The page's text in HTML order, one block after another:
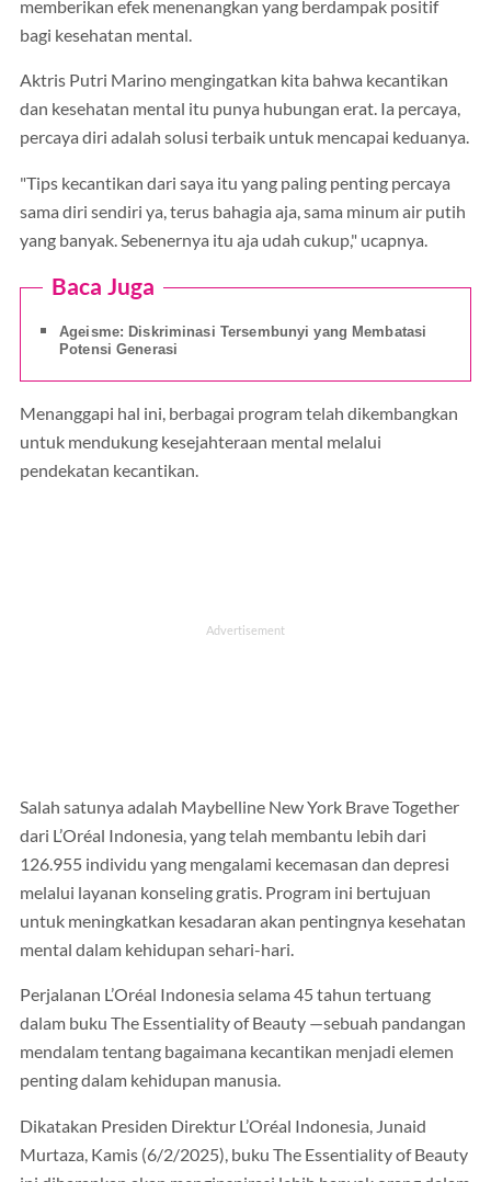
memberikan efek menenangkan yang berdampak positif
bagi kesehatan mental.
Aktris Putri Marino mengingatkan kita bahwa kecantikan
dan kesehatan mental itu punya hubungan erat. Ia percaya,
percaya diri adalah solusi terbaik untuk mencapai keduanya.
"Tips kecantikan dari saya itu yang paling penting percaya
sama diri sendiri ya, terus bahagia aja, sama minum air putih
yang banyak. Sebenernya itu aja udah cukup," ucapnya.
Baca Juga
Ageisme: Diskriminasi Tersembunyi yang Membatasi
Potensi Generasi
Menanggapi hal ini, berbagai program telah dikembangkan
untuk mendukung kesejahteraan mental melalui
pendekatan kecantikan.
Salah satunya adalah Maybelline New York Brave Together
dari L’Oréal Indonesia, yang telah membantu lebih dari
126.955 individu yang mengalami kecemasan dan depresi
melalui layanan konseling gratis. Program ini bertujuan
untuk meningkatkan kesadaran akan pentingnya kesehatan
mental dalam kehidupan sehari-hari.
Perjalanan L’Oréal Indonesia selama 45 tahun tertuang
dalam buku The Essentiality of Beauty —sebuah pandangan
mendalam tentang bagaimana kecantikan menjadi elemen
penting dalam kehidupan manusia.
Dikatakan Presiden Direktur L’Oréal Indonesia, Junaid
Murtaza, Kamis (6/2/2025), buku The Essentiality of Beauty